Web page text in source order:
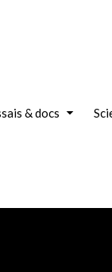
& docs